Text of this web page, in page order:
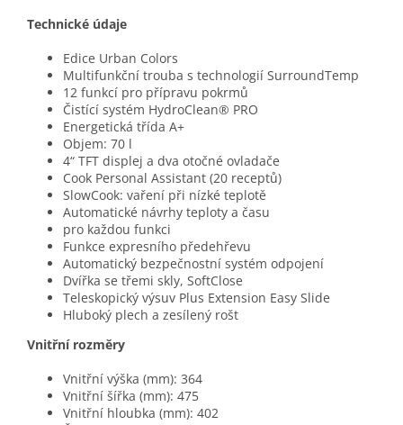
Technické údaje
Edice Urban Colors
Multifunkční trouba s technologií SurroundTemp
12 funkcí pro přípravu pokrmů
Čistící systém HydroClean® PRO
Energetická třída A+
Objem: 70 l
4“ TFT displej a dva otočné ovladače
Cook Personal Assistant (20 receptů)
SlowCook: vaření při nízké teplotě
Automatické návrhy teploty a času
pro každou funkci
Funkce expresního předehřevu
Automatický bezpečnostní systém odpojení
Dvířka se třemi skly, SoftClose
Teleskopický výsuv Plus Extension Easy Slide
Hluboký plech a zesílený rošt
Vnitřní rozměry
Vnitřní výška (mm): 364
Vnitřní šířka (mm): 475
Vnitřní hloubka (mm): 402